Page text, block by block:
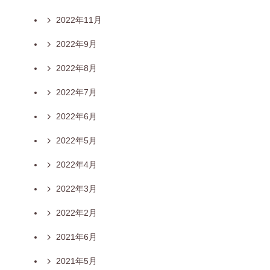
2022年11月
2022年9月
2022年8月
2022年7月
2022年6月
2022年5月
2022年4月
2022年3月
2022年2月
2021年6月
2021年5月